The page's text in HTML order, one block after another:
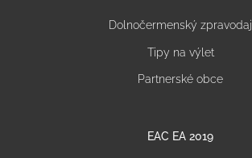
Dolnočermenský zpravodaj
Tipy na výlet
Partnerské obce
EAC EA 2019